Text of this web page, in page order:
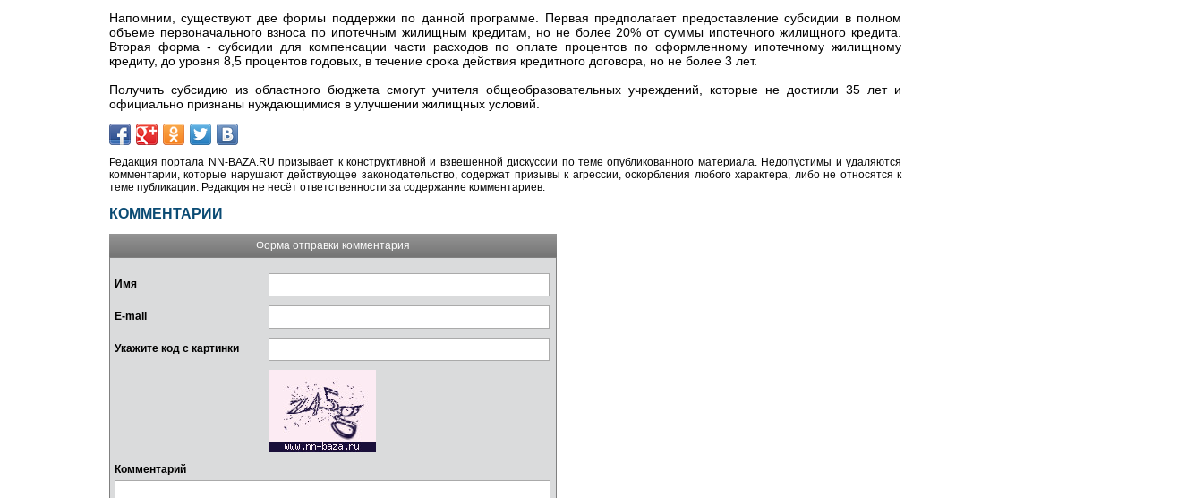
Напомним, существуют две формы поддержки по данной программе. Первая предполагает предоставление субсидии в полном
объеме первоначального взноса по ипотечным жилищным кредитам, но не более 20% от суммы ипотечного жилищного кредита.
Вторая форма - субсидии для компенсации части расходов по оплате процентов по оформленному ипотечному жилищному
кредиту, до уровня 8,5 процентов годовых, в течение срока действия кредитного договора, но не более 3 лет.
Получить субсидию из областного бюджета смогут учителя общеобразовательных учреждений, которые не достигли 35 лет и
официально признаны нуждающимися в улучшении жилищных условий.
Редакция портала NN-BAZA.RU призывает к конструктивной и взвешенной дискуссии по теме опубликованного материала. Недопустимы и удаляются
комментарии, которые нарушают действующее законодательство, содержат призывы к агрессии, оскорбления любого характера, либо не относятся к
теме публикации. Редакция не несёт ответственности за содержание комментариев.
КОММЕНТАРИИ
Форма отправки комментария
Имя
E-mail
Укажите код с картинки
Комментарий